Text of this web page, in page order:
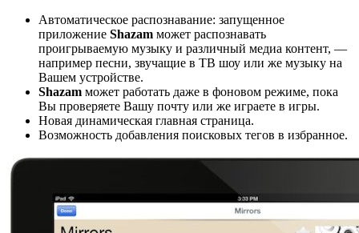
Автоматическое распознавание: запущенное
приложение Shazam может распознавать
проигрываемую музыку и различный медиа контент, —
например песни, звучащие в ТВ шоу или же музыку на
Вашем устройстве.
Shazam может работать даже в фоновом режиме, пока
Вы проверяете Вашу почту или же играете в игры.
Новая динамическая главная страница.
Возможность добавления поисковых тегов в избранное.